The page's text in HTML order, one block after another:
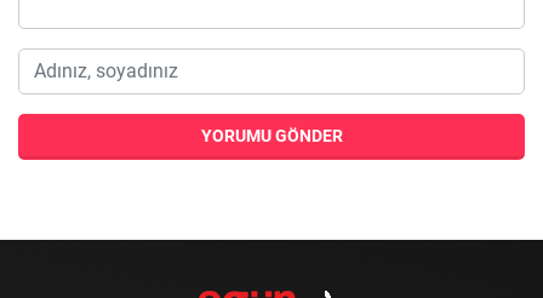
YORUMU GÖNDER